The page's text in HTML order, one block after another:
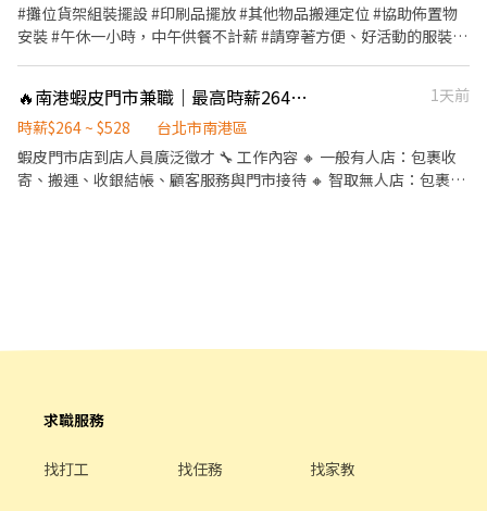
0979661360 ✎ 聯絡方式 :0979-661-360（聯繫：茜茜 ʚɞ）
#攤位貨架組裝擺設 #印刷品擺放 #其他物品搬運定位 #協助佈置物
安裝 #午休一小時，中午供餐不計薪 #請穿著方便、好活動的服裝 #
🔥南港蝦皮門市兼職｜最高時薪264元💰｜智取店/有人店｜立即應徵/蝦MH
1天前
時薪$264 ~ $528
台北市南港區
蝦皮門市店到店人員廣泛徵才 🔧 工作內容 🔸 一般有人店：包裹收
寄、搬運、收銀結帳、顧客服務與門市接待 🔸 智取無人店：包裹搬
市都可應徵 ⭐ 一般有人店 ⭐ 南港研究店 台北市南港區研究院路二段
23號1樓 南港興中店 台北市南港區興中路28巷3號1樓 南港成功店
表門市) 南港忠孝 - 智取店 台北市南港區忠孝東路七段584號1樓 📲
求職服務
找打工 找任務 找家教